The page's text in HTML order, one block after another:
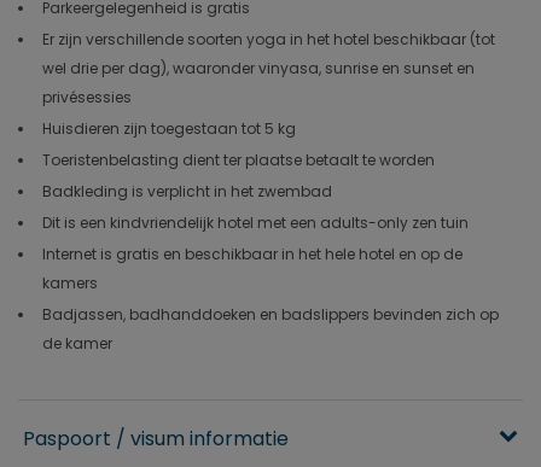
Parkeergelegenheid is gratis
Er zijn verschillende soorten yoga in het hotel beschikbaar (tot
wel drie per dag), waaronder vinyasa, sunrise en sunset en
privésessies
Huisdieren zijn toegestaan tot 5 kg
Toeristenbelasting dient ter plaatse betaalt te worden
Badkleding is verplicht in het zwembad
Dit is een kindvriendelijk hotel met een adults-only zen tuin
Internet is gratis en beschikbaar in het hele hotel en op de
kamers
Badjassen, badhanddoeken en badslippers bevinden zich op
de kamer
Paspoort / visum informatie